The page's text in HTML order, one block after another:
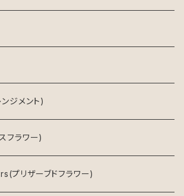
ーブドフラワー)
ジメント)
フラワー)
リザーブドフラワー)